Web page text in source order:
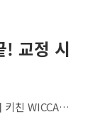
! 교정 시
키친 WICCA…